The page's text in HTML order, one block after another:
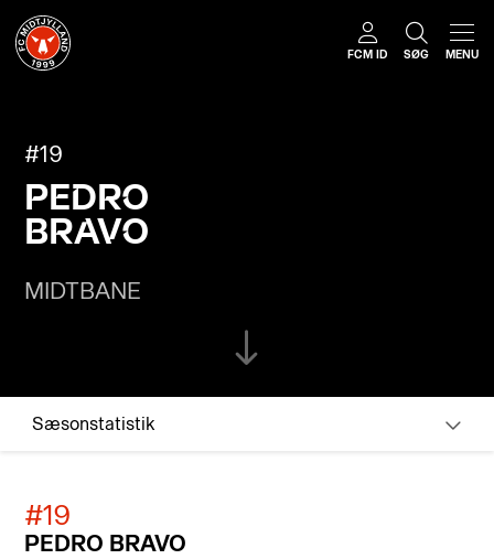
FCM ID SØG MENU
#19
PEDRO
BRAVO
MIDTBANE
#19
PEDRO BRAVO